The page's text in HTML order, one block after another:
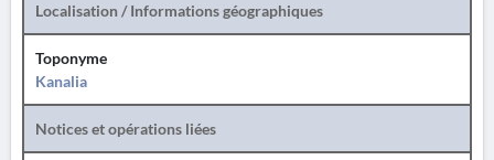
Localisation / Informations géographiques
Toponyme
Kanalia
Notices et opérations liées